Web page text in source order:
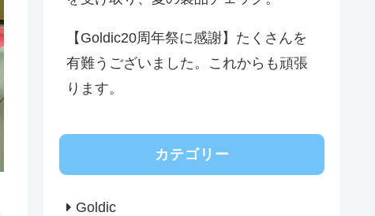
【Goldic20周年祭に感謝】たくさんを
有難うございました。これからも頑張
ります。
カテゴリー
Goldic